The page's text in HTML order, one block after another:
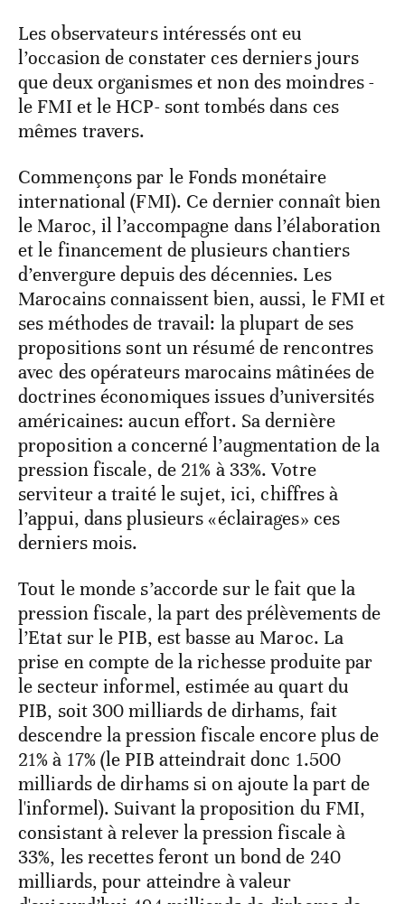
Les observateurs intéressés ont eu
l’occasion de constater ces derniers jours
que deux organismes et non des moindres -
le FMI et le HCP- sont tombés dans ces
mêmes travers.
Commençons par le Fonds monétaire
international (FMI). Ce dernier connaît bien
le Maroc, il l’accompagne dans l’élaboration
et le financement de plusieurs chantiers
d’envergure depuis des décennies. Les
Marocains connaissent bien, aussi, le FMI et
ses méthodes de travail: la plupart de ses
propositions sont un résumé de rencontres
avec des opérateurs marocains mâtinées de
doctrines économiques issues d’universités
américaines: aucun effort. Sa dernière
proposition a concerné l’augmentation de la
pression fiscale, de 21% à 33%. Votre
serviteur a traité le sujet, ici, chiffres à
l’appui, dans plusieurs «éclairages» ces
derniers mois.
Tout le monde s’accorde sur le fait que la
pression fiscale, la part des prélèvements de
l’Etat sur le PIB, est basse au Maroc. La
prise en compte de la richesse produite par
le secteur informel, estimée au quart du
PIB, soit 300 milliards de dirhams, fait
descendre la pression fiscale encore plus de
21% à 17% (le PIB atteindrait donc 1.500
milliards de dirhams si on ajoute la part de
l'informel). Suivant la proposition du FMI,
consistant à relever la pression fiscale à
33%, les recettes feront un bond de 240
milliards, pour atteindre à valeur